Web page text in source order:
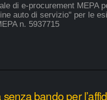
di e-procurement MEPA
auto di servizio" per le
n. 5937715
bando per